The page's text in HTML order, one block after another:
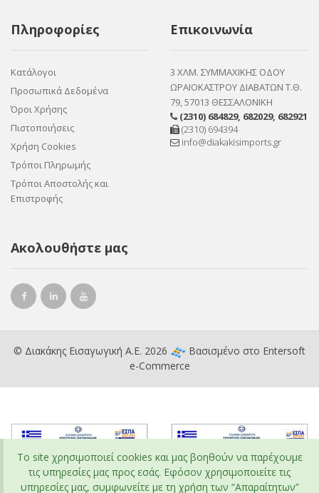
Πληροφορίες
Κατάλογοι
Προσωπικά Δεδομένα
Όροι Χρήσης
Πιστοποιήσεις
Χρήση Cookies
Τρόποι Πληρωμής
Τρόποι Αποστολής και
Επιστροφής
Επικοινωνία
3 ΧΛΜ. ΣΥΜΜΑΧΙΚΗΣ ΟΔΟΥ
ΩΡΑΙΟΚΑΣΤΡΟΥ ΔΙΑΒΑΤΩΝ Τ.Θ.
79, 57013 ΘΕΣΣΑΛΟΝΙΚΗ
(2310) 684829, 682029, 682921
(2310) 694394
info@diakakisimports.gr
Ακολουθήστε μας
© Διακάκης Εισαγωγική Α.Ε. 2026 Βασισμένο στο Entersoft
e-Commerce
To site χρησιμοποιεί cookies και μας βοηθούν να παρέχουμε
τις υπηρεσίες μας προς εσάς. Εφόσον χρησιμοποιείτε τις
υπηρεσίες μας, συμφωνείτε με τη χρήση των “Απαραίτητων”